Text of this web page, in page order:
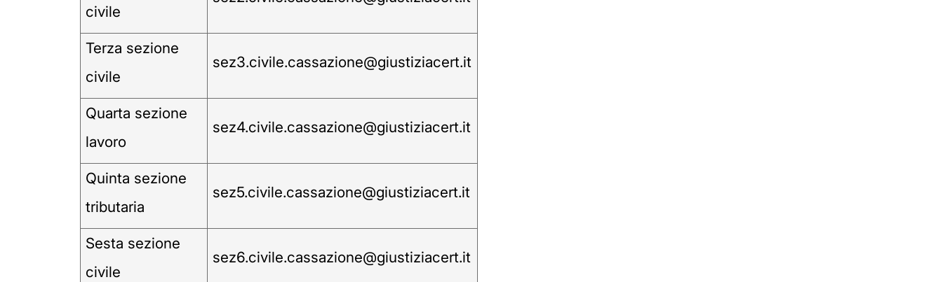
civile
Terza sezione
civile
sez3.civile.cassazione@giustiziacert.it
Quarta sezione
lavoro
sez4.civile.cassazione@giustiziacert.it
Quinta sezione
tributaria
sez5.civile.cassazione@giustiziacert.it
Sesta sezione
civile
sez6.civile.cassazione@giustiziacert.it